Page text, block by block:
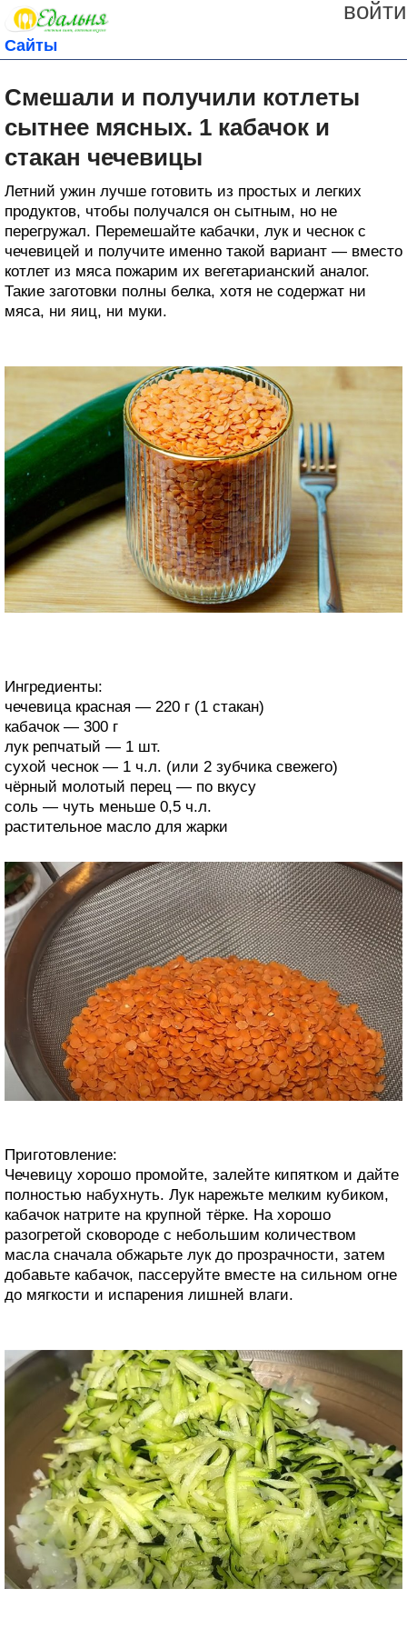
войти
Сайты
Смешали и получили котлеты
сытнее мясных. 1 кабачок и
стакан чечевицы
Летний ужин лучше готовить из простых и легких
продуктов, чтобы получался он сытным, но не
перегружал. Перемешайте кабачки, лук и чеснок с
чечевицей и получите именно такой вариант — вместо
котлет из мяса пожарим их вегетарианский аналог.
Такие заготовки полны белка, хотя не содержат ни
мяса, ни яиц, ни муки.
Ингредиенты:
чечевица красная — 220 г (1 стакан)
кабачок — 300 г
лук репчатый — 1 шт.
сухой чеснок — 1 ч.л. (или 2 зубчика свежего)
чёрный молотый перец — по вкусу
соль — чуть меньше 0,5 ч.л.
растительное масло для жарки
Приготовление:
Чечевицу хорошо промойте, залейте кипятком и дайте
полностью набухнуть. Лук нарежьте мелким кубиком,
кабачок натрите на крупной тёрке. На хорошо
разогретой сковороде с небольшим количеством
масла сначала обжарьте лук до прозрачности, затем
добавьте кабачок, пассеруйте вместе на сильном огне
до мягкости и испарения лишней влаги.